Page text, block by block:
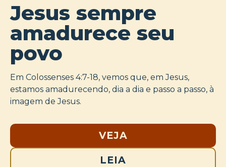
Jesus sempre
amadurece seu
povo
Em Colossenses 4:7-18, vemos que, em Jesus,
estamos amadurecendo, dia a dia e passo a passo, à
imagem de Jesus.
VEJA
LEIA